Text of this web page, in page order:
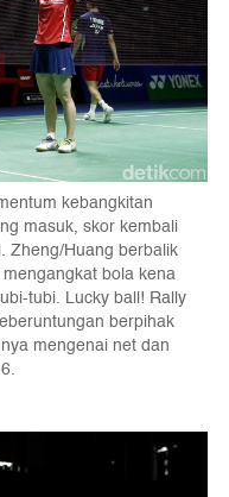
kebangkitan
masuk, skor kembali
Zheng/Huang berbalik
bola kena
tubi. Lucky ball! Rally
berpihak
mengenai net dan